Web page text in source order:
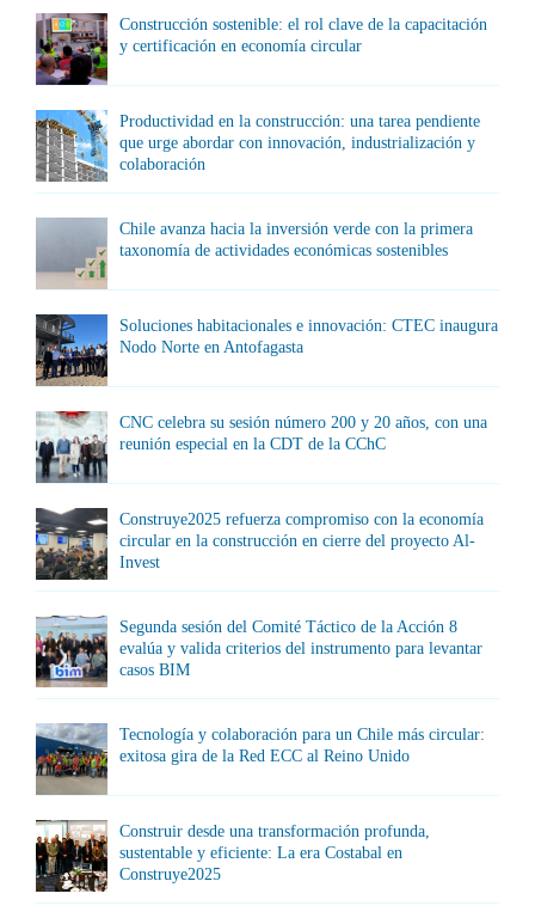
Construcción sostenible: el rol clave de la capacitación
y certificación en economía circular
Productividad en la construcción: una tarea pendiente
que urge abordar con innovación, industrialización y
colaboración
Chile avanza hacia la inversión verde con la primera
taxonomía de actividades económicas sostenibles
Soluciones habitacionales e innovación: CTEC inaugura
Nodo Norte en Antofagasta
CNC celebra su sesión número 200 y 20 años, con una
reunión especial en la CDT de la CChC
Construye2025 refuerza compromiso con la economía
circular en la construcción en cierre del proyecto Al-
Invest
Segunda sesión del Comité Táctico de la Acción 8
evalúa y valida criterios del instrumento para levantar
casos BIM
Tecnología y colaboración para un Chile más circular:
exitosa gira de la Red ECC al Reino Unido
Construir desde una transformación profunda,
sustentable y eficiente: La era Costabal en
Construye2025